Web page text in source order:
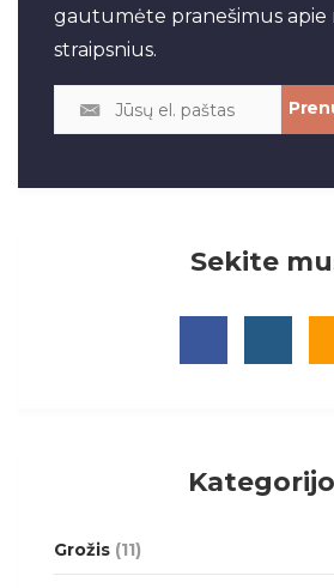
gautumėte pranešimus apie
straipsnius.
Sekite
Grožis (11)